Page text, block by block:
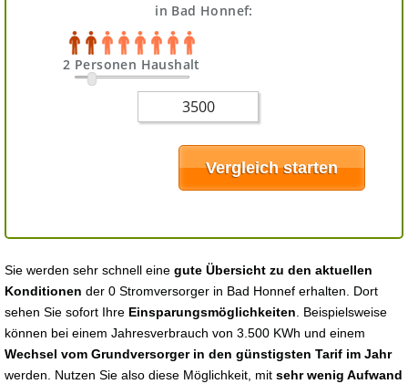
in Bad Honnef:
2 Personen Haushalt
Sie werden sehr schnell eine gute Übersicht zu den aktuellen
Konditionen der 0 Stromversorger in Bad Honnef erhalten. Dort
sehen Sie sofort Ihre Einsparungsmöglichkeiten . Beispielsweise
können bei einem Jahresverbrauch von 3.500 KWh und einem
Wechsel vom Grundversorger in den günstigsten Tarif im Jahr
werden. Nutzen Sie also diese Möglichkeit, mit sehr wenig Aufwand